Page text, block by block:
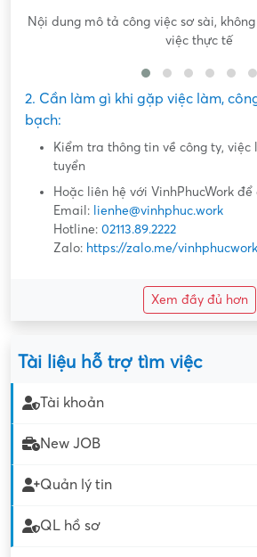
Nội dung mô tả công việc sơ sài,
việc thực tế
2. Cần làm gì khi gặp việc làm,
bạch:
Kiểm tra thông tin về công ty,
tuyển
Hoặc liên hệ với VinhPhucWork
Email: lienhe@vinhphuc.work
Hotline: 02113.89.2222
Zalo: https://zalo.me/vinhphucwork
Xem đầy đủ hơn
Tài liệu hỗ trợ tìm việc
Tài khoản
New JOB
Quản lý tin
QL hồ sơ